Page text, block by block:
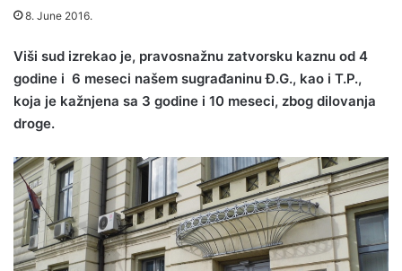
8. June 2016.
Viši sud izrekao je, pravosnažnu zatvorsku kaznu od 4
godine i 6 meseci našem sugrađaninu Đ.G., kao i T.P.,
koja je kažnjena sa 3 godine i 10 meseci, zbog dilovanja
droge.